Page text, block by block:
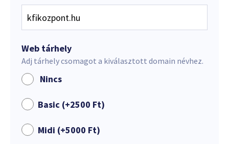
Web tárhely
Adj tárhely csomagot a kiválasztott domain névhez.
Nincs
Basic (+2500 Ft)
Midi (+5000 Ft)